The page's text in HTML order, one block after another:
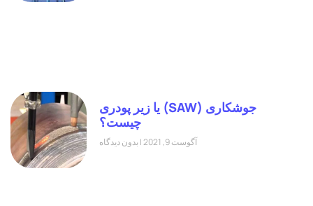
جوشکاری (SAW) یا زیر پودری
چیست؟
آگوست 9, 2021 بدون دیدگاه